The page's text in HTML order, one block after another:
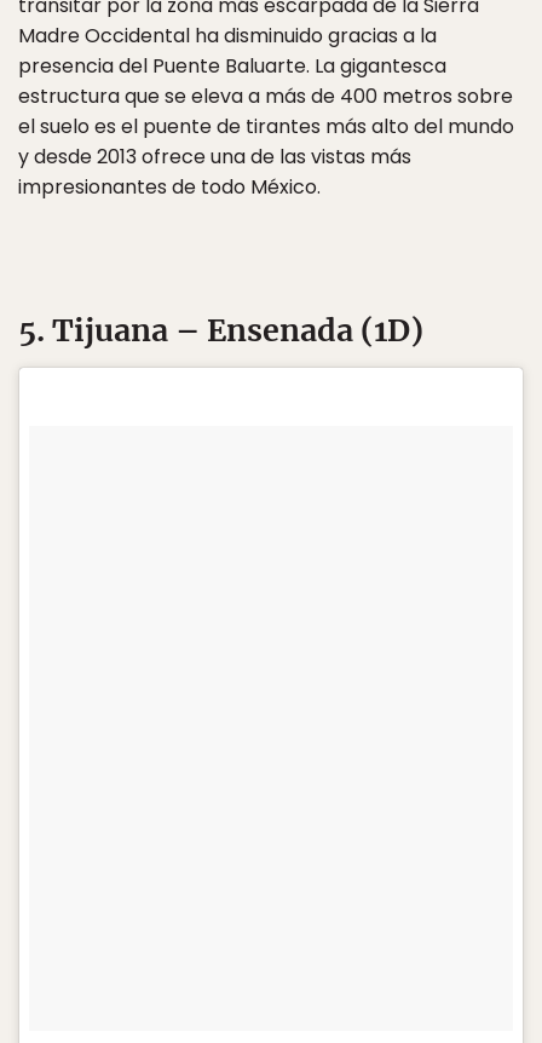
Madre Occidental ha disminuido gracias a la
presencia del Puente Baluarte. La gigantesca
estructura que se eleva a más de 400 metros sobre
el suelo es el puente de tirantes más alto del mundo
y desde 2013 ofrece una de las vistas más
impresionantes de todo México.
5. Tijuana – Ensenada (1D)